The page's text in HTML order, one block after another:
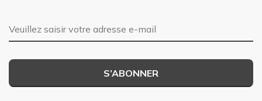
Adresse e-mail
S’ABONNER